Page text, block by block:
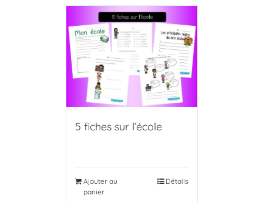
5 fiches sur l’école
Ajouter au
panier
Détails